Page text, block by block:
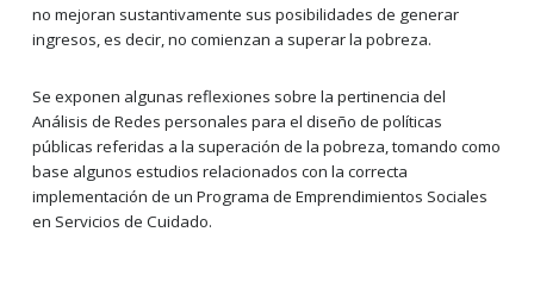
no mejoran sustantivamente sus posibilidades de generar
ingresos, es decir, no comienzan a superar la pobreza.
Se exponen algunas reflexiones sobre la pertinencia del
Análisis de Redes personales para el diseño de políticas
públicas referidas a la superación de la pobreza, tomando como
base algunos estudios relacionados con la correcta
implementación de un Programa de Emprendimientos Sociales
en Servicios de Cuidado.